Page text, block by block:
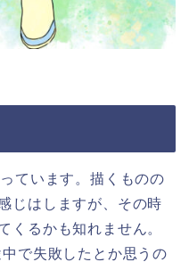
ています。描くものの
じはしますが、その時
くるかも知れません。
で失敗したとか思うの